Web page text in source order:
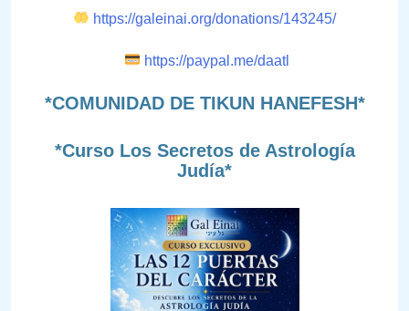
https://galeinai.org/donations/143245/
https://paypal.me/daatl
*COMUNIDAD DE TIKUN HANEFESH*
*Curso Los Secretos de Astrología
Judía*